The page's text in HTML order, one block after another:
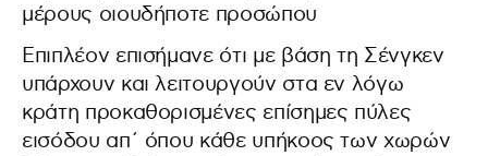
μέρους οιουδήποτε προσώπου
Επιπλέον επισήμανε ότι με βάση τη Σένγκεν
υπάρχουν και λειτουργούν στα εν λόγω
κράτη προκαθορισμένες επίσημες πύλες
εισόδου απ΄ όπου κάθε υπήκοος των χωρών